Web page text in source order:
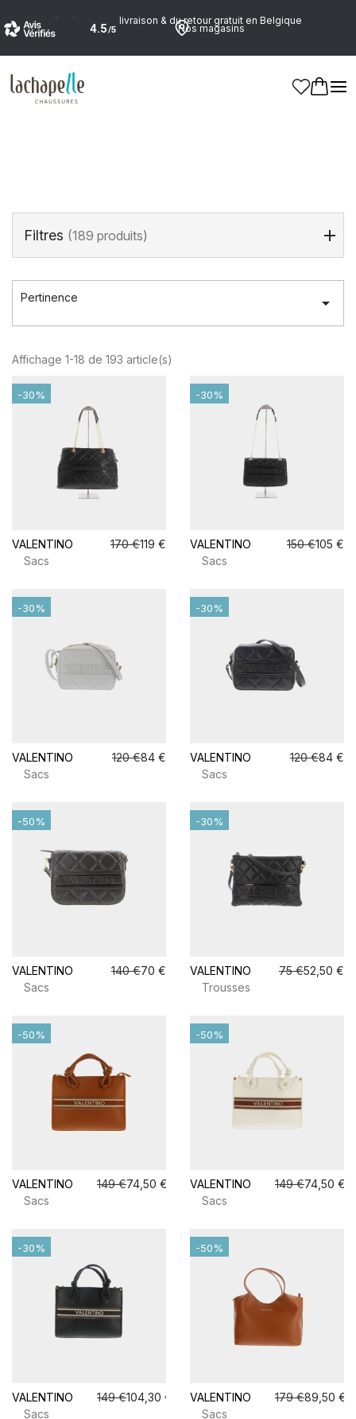
Profitez de la livraison & du retour gratuit en Belgique
Nos magasins
Accueil>Marques
Filtres (189 produits)
Pertinence 
Affichage 1-18 de 193 article(s)
VALENTINO 170 €119 €
Sacs
-30%
VALENTINO 150 €105 €
Sacs
-30%
VALENTINO 120 €84 €
Sacs
-30%
VALENTINO 120 €84 €
Sacs
-30%
VALENTINO 140 €70 €
Sacs
-50%
VALENTINO 75 €52,50 €
Trousses
-30%
VALENTINO 149 €74,50 €
Sacs
-50%
VALENTINO 149 €74,50 €
Sacs
-50%
VALENTINO 149 €104,30 €
Sacs
-30%
VALENTINO 179 €89,50 €
Sacs
-50%